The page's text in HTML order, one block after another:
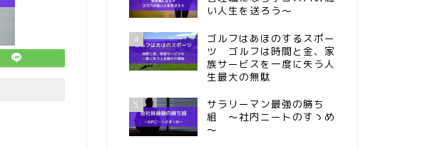
い人生を送ろう～
4
ゴルフはあほのするスポー
ツ ゴルフは時間と金、家
族サービスを一度に失う人
生最大の無駄
5
サラリーマン最強の勝ち
組 ～社内ニートのすゝめ
～